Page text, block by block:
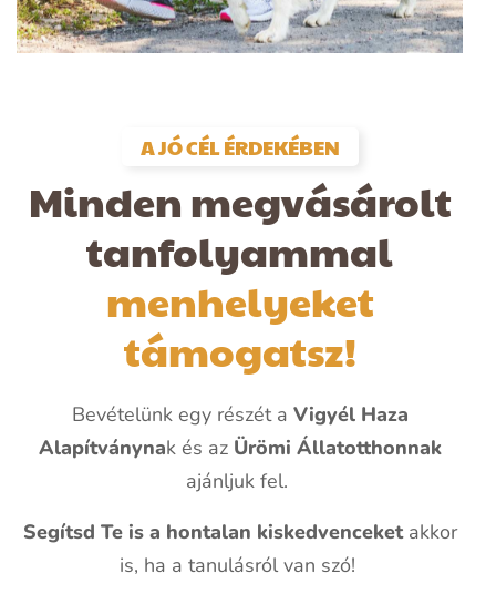
A JÓ CÉL ÉRDEKÉBEN
Minden megvásárolt
tanfolyammal
menhelyeket
támogatsz!
Bevételünk egy részét a Vigyél Haza
Alapítványnak és az Ürömi Állatotthonnak
ajánljuk fel.
Segítsd Te is a hontalan kiskedvenceketakkor
is, ha a tanulásról van szó!